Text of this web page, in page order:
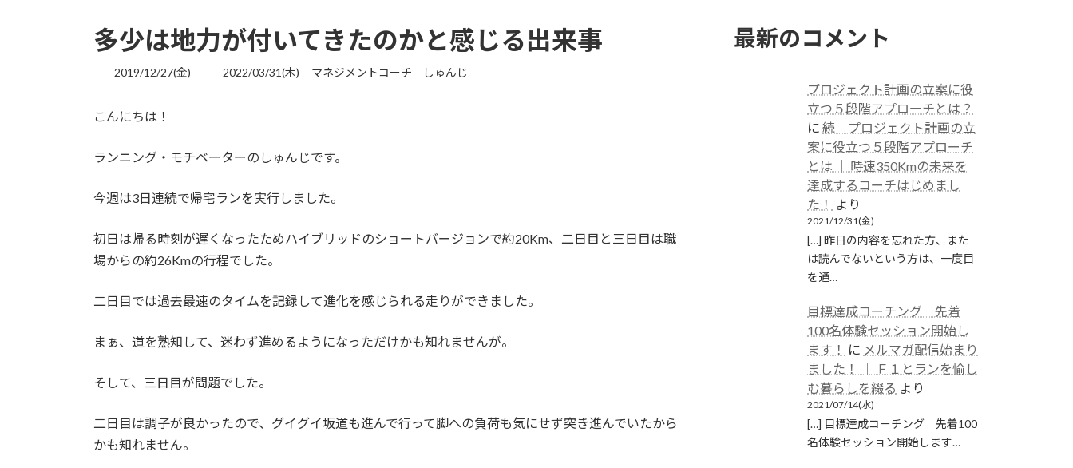
多少は地力が付いてきたのかと感じる出来事
2019/12/27(金)
最
時
:
2022/03/31(木) マネジメントコーチ しゅんじ
こんにちは！
ランニング・モチベーターのしゅんじです。
今週は3日連続で帰宅ランを実行しました。
初日は帰る時刻が遅くなったためハイブリッドのショートバージョンで約20Km、二日目と三日目は職
場からの約26Kmの行程でした。
二日目では過去最速のタイムを記録して進化を感じられる走りができました。
まぁ、道を熟知して、迷わず進めるようになっただけかも知れませんが。
そして、三日目が問題でした。
二日目は調子が良かったので、グイグイ坂道も進んで行って脚への負荷も気にせず突き進んでいたから
かも知れません。
最新のコメント
プロジェクト計画の立案に役
立つ５段階アプローチとは？
に続 プロジェクト計画の立
案に役立つ５段階アプローチ
とは │ 時速350Kmの未来を
達成するコーチはじめまし
た！
より
2021/12/31(金)
[…] 昨日の内容を忘れた方、また
は読んでないという方は、一度目
を通…
目標達成コーチング 先着
100名体験セッション開始し
ます！
に メルマガ配信始まり
ました！ │ Ｆ１とランを愉し
む暮らしを綴る より
2021/07/14(水)
[…] 目標達成コーチング 先着100
名体験セッション開始します…